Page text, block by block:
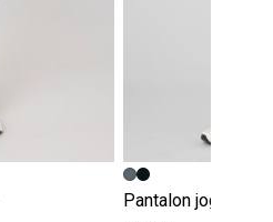
Pantalon jogging